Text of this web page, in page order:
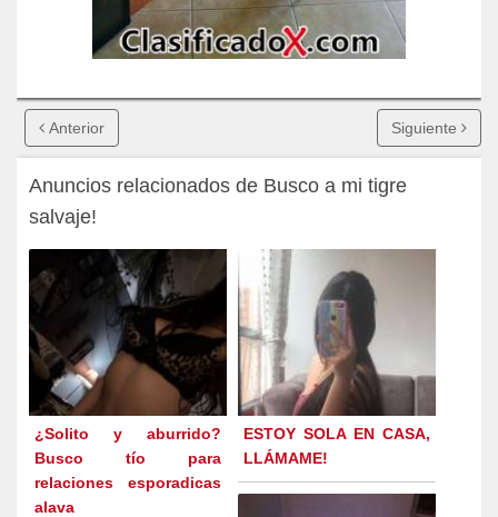
Anterior Siguiente
Anuncios relacionados de Busco a mi tigre
salvaje!
¿Solito y aburrido?
Busco tío para
relaciones esporadicas
alava
ESTOY SOLA EN CASA,
LLÁMAME!